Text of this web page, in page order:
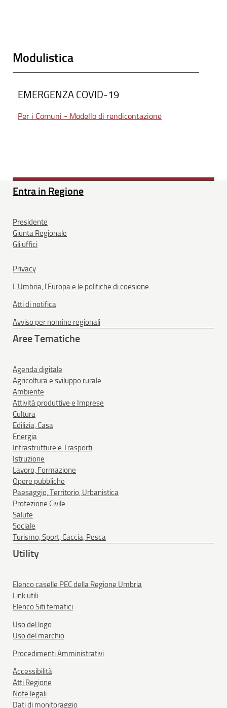
Modulistica
EMERGENZA COVID-19
Per i Comuni - Modello di rendicontazione
Entra in Regione
Presidente
Giunta Regionale
Gli uffici
Privacy
L'Umbria, l'Europa e le politiche di coesione
Atti di notifica
Avviso per nomine regionali
Aree Tematiche
Agenda digitale
Agricoltura e sviluppo rurale
Ambiente
Attività produttive e Imprese
Cultura
Edilizia, Casa
Energia
Infrastrutture e Trasporti
Istruzione
Lavoro, Formazione
Opere pubbliche
Paesaggio, Territorio, Urbanistica
Protezione Civile
Salute
Sociale
Turismo, Sport, Caccia, Pesca
Utility
Elenco caselle PEC della Regione Umbria
Link utili
Elenco Siti tematici
Uso del logo
Uso del marchio
Procedimenti Amministrativi
Accessibilità
Atti Regione
Note legali
Dati di monitoraggio